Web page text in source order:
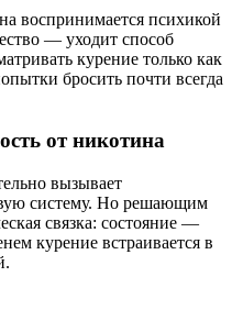
воспринимается психикой
— уходит способ
курение только как
бросить почти всегда
от никотина
вызывает
систему. Но решающим
связка: состояние —
курение встраивается в